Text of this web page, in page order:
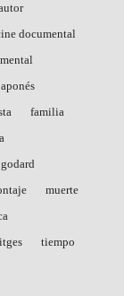
documental
familia
muerte
tiempo